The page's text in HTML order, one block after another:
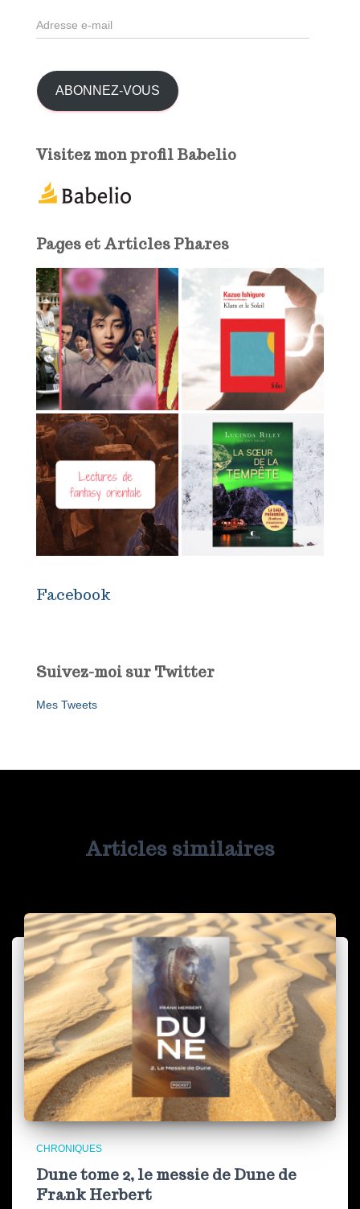
e
r
A
d
s
s
a
ABONNEZ-VOUS
Visitez mon profil Babelio
Pages et Articles Phares
Facebook
Suivez-moi sur Twitter
Mes Tweets
Articles similaires
CHRONIQUES
Dune tome 2, le messie de Dune de
Frank Herbert